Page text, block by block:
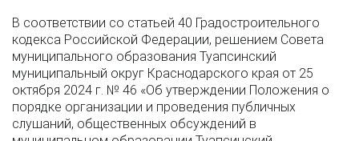
В соответствии со статьей 40 Градостроительного
кодекса Российской Федерации, решением Совета
муниципального образования Туапсинский
муниципальный округ Краснодарского края от 25
октября 2024 г. № 46 «Об утверждении Положения о
порядке организации и проведения публичных
слушаний, общественных обсуждений в